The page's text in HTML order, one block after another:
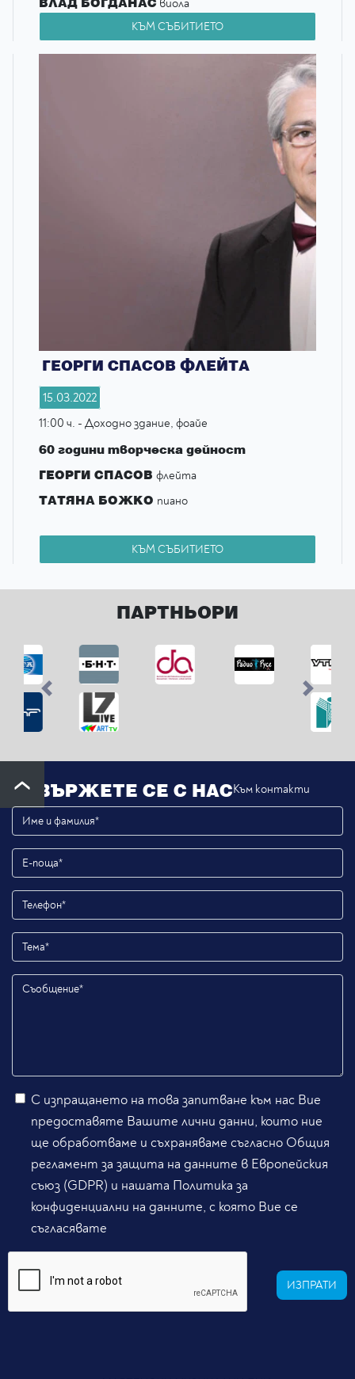
виола
ЙОВАН МАРКОВИЧвиолончело
Л. В. Бетовен – Струнен квартет оп.18, №1
КЪМ СЪБИТИЕТО
ГЕОРГИ СПАСОВ ФЛЕЙТА
15.03.2022
11:00 ч. - Доходно здание, фоайе
60 години творческа дейност
ГЕОРГИ СПАСОВ флейта
ТАТЯНА БОЖКО пиано
КЪМ СЪБИТИЕТО
ПАРТНЬОРИ
Previous Next
СВЪРЖЕТЕ СЕ С НАСКъм контакти
С изпращането на това запитване към нас Вие
предоставяте Вашите лични данни, които ние
ще обработваме и съхраняваме съгласно Общия
регламент за защита на данните в Европейския
съюз (GDPR) и нашата Политика за
конфиденциални на данните, с която Вие се
съгласявате
ИЗПРАТИ